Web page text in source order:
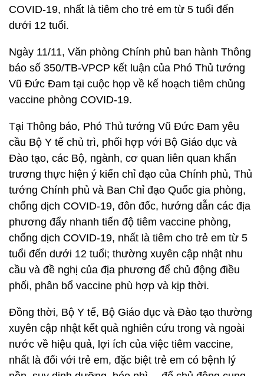
COVID-19, nhất là tiêm cho trẻ em từ 5 tuổi đến
dưới 12 tuổi.
Ngày 11/11, Văn phòng Chính phủ ban hành Thông
báo số 350/TB-VPCP kết luận của Phó Thủ tướng
Vũ Đức Đam tại cuộc họp về kế hoạch tiêm chủng
vaccine phòng COVID-19.
Tại Thông báo, Phó Thủ tướng Vũ Đức Đam yêu
cầu Bộ Y tế chủ trì, phối hợp với Bộ Giáo dục và
Đào tạo, các Bộ, ngành, cơ quan liên quan khẩn
trương thực hiện ý kiến chỉ đạo của Chính phủ, Thủ
tướng Chính phủ và Ban Chỉ đạo Quốc gia phòng,
chống dịch COVID-19, đôn đốc, hướng dẫn các địa
phương đẩy nhanh tiến độ tiêm vaccine phòng,
chống dịch COVID-19, nhất là tiêm cho trẻ em từ 5
tuổi đến dưới 12 tuổi; thường xuyên cập nhật nhu
cầu và đề nghị của địa phương để chủ động điều
phối, phân bổ vaccine phù hợp và kịp thời.
Đồng thời, Bộ Y tế, Bộ Giáo dục và Đào tạo thường
xuyên cập nhật kết quả nghiên cứu trong và ngoài
nước về hiệu quả, lợi ích của việc tiêm vaccine,
nhất là đối với trẻ em, đặc biệt trẻ em có bệnh lý